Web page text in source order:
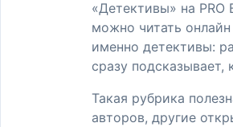
«Детективы» на PRO
можно читать
именно детективы:
сразу
Такая рубрика
авторов, другие